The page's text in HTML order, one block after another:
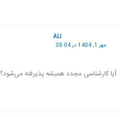
ALI
مهر 1, 1404 در 08:04
آیا کارشناسی مجدد همیشه پذیرفته می‌شود؟